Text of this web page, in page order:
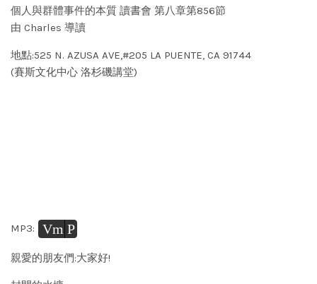
個人與群體事件的本質 讀書會 第八章第856節
由 Charles 導讀
地點:525 N. AZUSA AVE,#205 LA PUENTE, CA 91744
(賽斯文化中心 洛杉磯講堂)
MP3: Vm P
親愛的朋友們:大家好!